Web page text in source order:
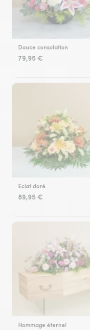
Douce consolation
79,95 €
Eclat doré
89,95 €
Hommage éternel